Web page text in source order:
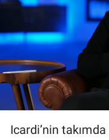
Icardi’nin